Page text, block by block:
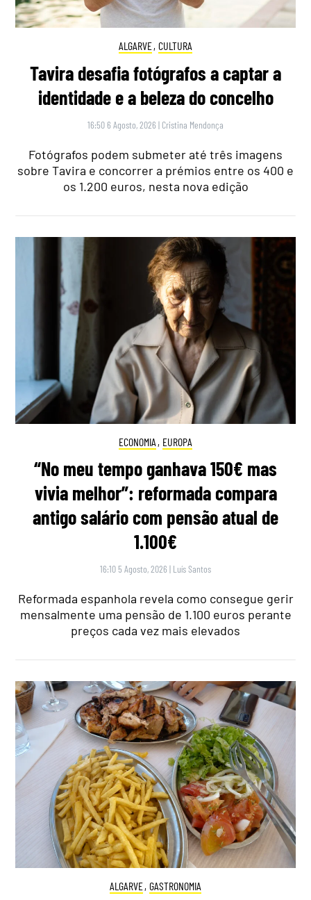
ALGARVE, CULTURA
Tavira desafia fotógrafos a captar a
identidade e a beleza do concelho
16:50 6 Agosto, 2026 | Cristina Mendonça
Fotógrafos podem submeter até três imagens
sobre Tavira e concorrer a prémios entre os 400 e
os 1.200 euros, nesta nova edição
ECONOMIA , EUROPA
“No meu tempo ganhava 150€ mas
vivia melhor”: reformada compara
antigo salário com pensão atual de
1.100€
16:10 5 Agosto, 2026 | Luís Santos
Reformada espanhola revela como consegue gerir
mensalmente uma pensão de 1.100 euros perante
preços cada vez mais elevados
ALGARVE, GASTRONOMIA